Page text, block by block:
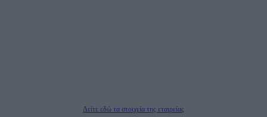
Δείτε εδώ τα στοιχεία της εταιρείας